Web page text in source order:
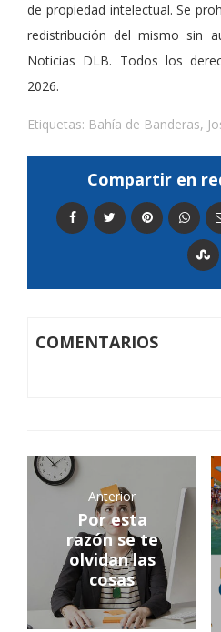
de propiedad intelectual. Se
redistribución del mismo sin
Noticias DLB. Todos los
2026.
Etiquetas: Bahía de Banderas,
Compartir en
COMENTARIOS
Anterior
Por esta
razón se te
olvidan las
cosas